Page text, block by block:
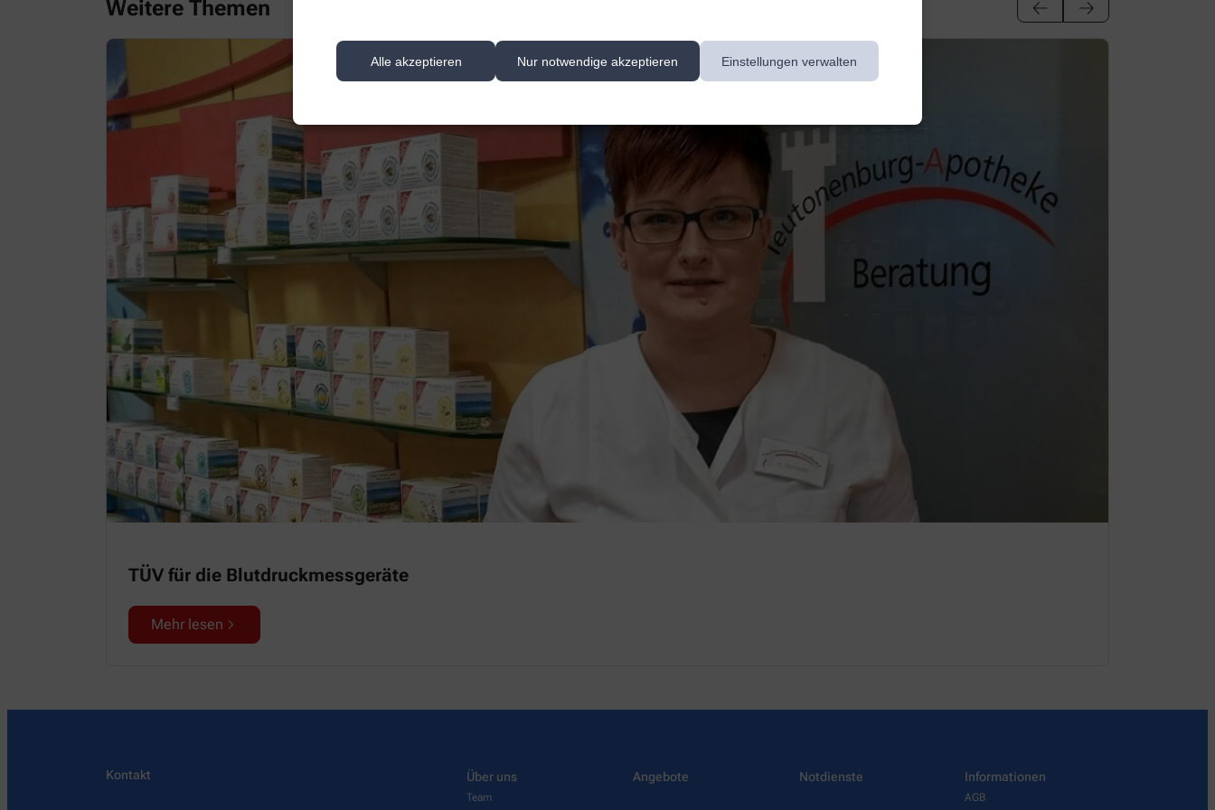
Alle akzeptieren Nur notwendige akzeptieren Einstellungen verwalten
Weitere Themen
TÜV für die Blutdruckmessgeräte
Mehr lesen
Kontakt Über uns
Team
Angebote Notdienste Informationen
AGB